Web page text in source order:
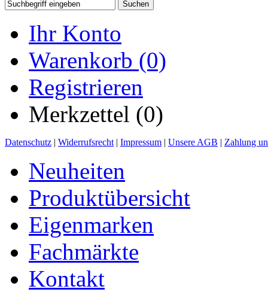
Ihr Konto
Warenkorb (0)
Registrieren
Merkzettel (0)
Datenschutz | Widerrufsrecht | Impressum | Unsere AGB | Zahlung
Neuheiten
Produktübersicht
Eigenmarken
Fachmärkte
Kontakt